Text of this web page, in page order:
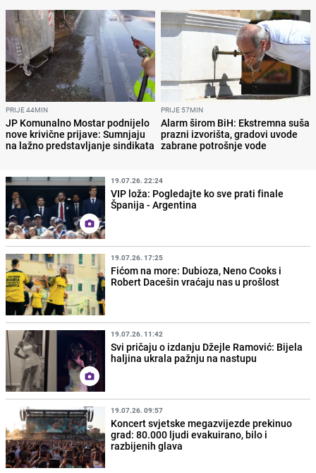
PRIJE 44MIN
JP Komunalno Mostar podnijelo
nove krivične prijave: Sumnjaju
na lažno predstavljanje sindikata
PRIJE 57MIN
Alarm širom BiH: Ekstremna suša
prazni izvorišta, gradovi uvode
zabrane potrošnje vode
19.07.26. 22:24
VIP loža: Pogledajte ko sve prati finale
Španija - Argentina
19.07.26. 17:25
Fićom na more: Dubioza, Neno Cooks i
Robert Dacešin vraćaju nas u prošlost
19.07.26. 11:42
Svi pričaju o izdanju Džejle Ramović: Bijela
haljina ukrala pažnju na nastupu
19.07.26. 09:57
Koncert svjetske megazvijezde prekinuo
grad: 80.000 ljudi evakuirano, bilo i
razbijenih glava